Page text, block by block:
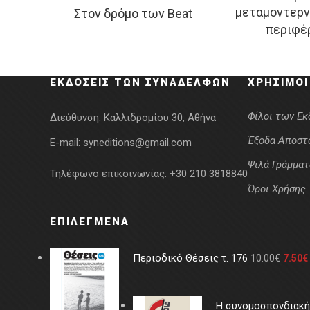
Στον δρόμο των Beat
price
τρέχουσα
ΕΚΔΌΣΕΙΣ ΤΩΝ ΣΥΝΑΔΈΛΦΩΝ
Διεύθυνση: Καλλιδρομίου 30, Αθήνα
E-mail: syneditions@gmail.com
Τηλέφωνο επικοινωνίας: +30 210 3818840
Φίλοι των
Έξοδα
Ψιλά
Όροι Χρήσης
ΕΠΙΛΕΓΜΈΝΑ
Περιοδικό Θέσεις τ. 176 10.00€ 7.50€
Η συνομοσπονδιακή